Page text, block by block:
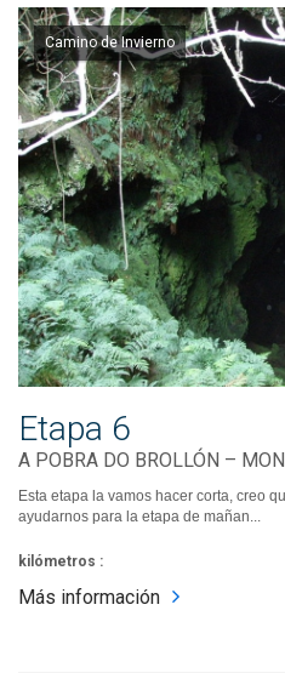
Camino de Invierno
Etapa 6
A POBRA DO BROLLÓN –
Esta etapa la vamos hacer corta, creo
ayudarnos para la etapa de mañan...
kilómetros :
Más información